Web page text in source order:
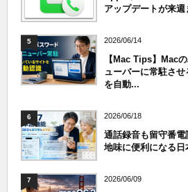
アップデートが来
5 2026/06/14
【Mac Tips】Mac
ューバーに常駐さ
を自動...
6 2026/06/18
通話録音も留守番
地味に便利になる日
7 2026/06/09